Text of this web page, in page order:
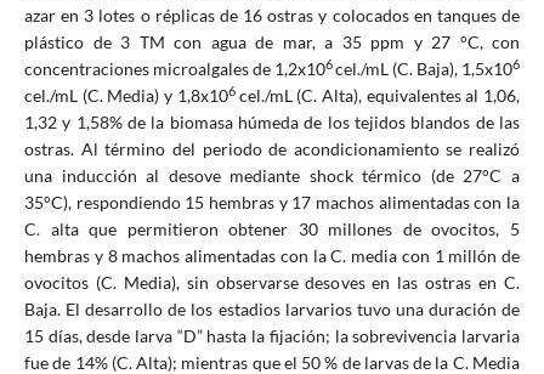
azar en 3 lotes o réplicas de 16 ostras y colocados en tanques de
plástico de 3 TM con agua de mar, a 35 ppm y 27 °C, con
concentraciones microalgales de 1,2x106cel./mL (C. Baja), 1,5x106
cel./mL (C. Media) y 1,8x106 cel./mL (C. Alta), equivalentes al 1,06,
1,32 y 1,58% de la biomasa húmeda de los tejidos blandos de las
ostras. Al término del periodo de acondicionamiento se realizó
una inducción al desove mediante shock térmico (de 27°C a
35°C), respondiendo 15 hembras y 17 machos alimentadas con la
C. alta que permitieron obtener 30 millones de ovocitos, 5
hembras y 8 machos alimentadas con la C. media con 1 millón de
ovocitos (C. Media), sin observarse desoves en las ostras en C.
Baja. El desarrollo de los estadios larvarios tuvo una duración de
15 días, desde larva “D” hasta la fijación; la sobrevivencia larvaria
fue de 14% (C. Alta); mientras que el 50 % de larvas de la C. Media